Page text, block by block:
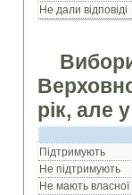
Не дали відповіді
рік, але
Підтримують
Не підтримують
Не мають власної